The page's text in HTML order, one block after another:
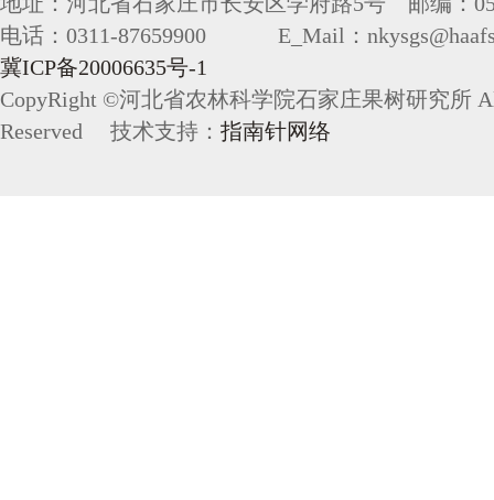
电话：0311-87659900 E_Mail：
冀ICP备20006635号-1
CopyRight ©河北省农林科学院石家庄果树研究所
Reserved 技术支持： 指南针网络